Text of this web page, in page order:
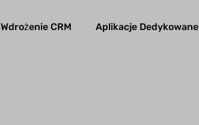
Wdrożenie CRM Aplikacje Dedykowane